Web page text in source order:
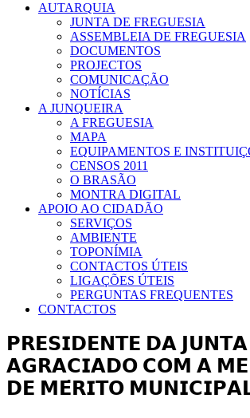
AUTARQUIA
JUNTA DE FREGUESIA
ASSEMBLEIA DE FREGUESIA
DOCUMENTOS
PROJECTOS
COMUNICAÇÃO
NOTÍCIAS
A JUNQUEIRA
A FREGUESIA
MAPA
EQUIPAMENTOS E
CENSOS 2011
O BRASÃO
MONTRA DIGITAL
APOIO AO CIDADÃO
SERVIÇOS
AMBIENTE
TOPONÍMIA
CONTACTOS ÚTEIS
LIGAÇÕES ÚTEIS
PERGUNTAS FREQUENTES
CONTACTOS
𝗣𝗥𝗘𝗦𝗜𝗗𝗘𝗡𝗧𝗘 𝗗𝗔 𝗝𝗨𝗡𝗧𝗔
𝗔𝗚𝗥𝗔𝗖𝗜𝗔𝗗𝗢 𝗖𝗢𝗠 𝗔
𝗗𝗘 𝗠𝗘́𝗥𝗜𝗧𝗢